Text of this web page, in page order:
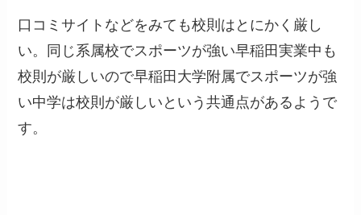
口コミサイトなどをみても校則はとにかく厳し
い。同じ系属校でスポーツが強い早稲田実業中も
校則が厳しいので早稲田大学附属でスポーツが強
い中学は校則が厳しいという共通点があるようで
す。